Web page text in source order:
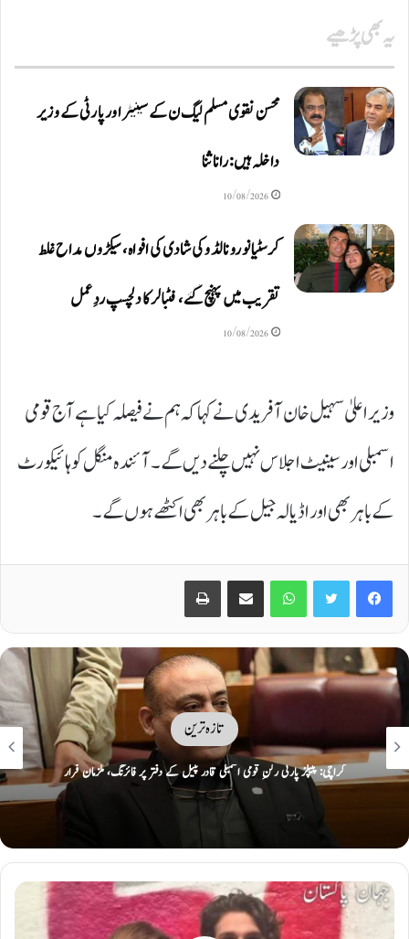
یہ بھی پڑھیے
محسن نقوی مسلم لیگ ن کے سینیٹر اور پارٹی کے وزیر
داخلہ ہیں: رانا ثنا
10/08/2026
کرسٹیانو رونالڈو کی شادی کی افواہ، سیکڑوں مداح غلط
تقریب میں پہنچ گئے، فٹبالر کا دلچسپ ردِعمل
10/08/2026
وزیراعلیٰ سہیل خان آفریدی نے کہا کہ ہم نے فیصلہ کیا ہے آج قومی
اسمبلی اور سینیٹ اجلاس نہیں چلنے دیں گے۔ آئندہ منگل کو ہائیکورٹ
کے باہر بھی اور اڈیالہ جیل کے باہر بھی اکٹھے ہوں گے۔
Facebook
Twitter
WhatsApp
Share via Email
Print
تازہ ترین
بلوچستان: پنجگور میں آپریشن ردُالفتنہ 3، فتنہ الہندوستان کے سرغنہ سمیت 5 خوارج
دہشت گرد ہلاک